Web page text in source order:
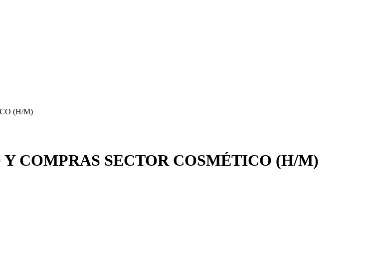
(H/M)
COMPRAS SECTOR COSMÉTICO (H/M)